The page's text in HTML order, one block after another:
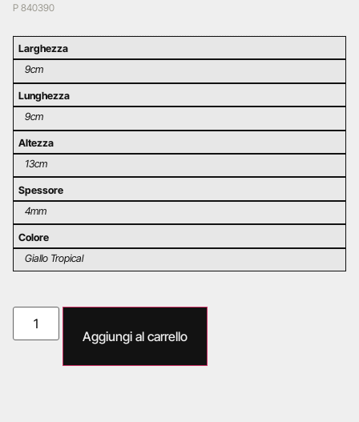
P 840390
Larghezza
9cm
Lunghezza
9cm
Altezza
13cm
Spessore
4mm
Colore
Giallo Tropical
Aggiungi al carrello